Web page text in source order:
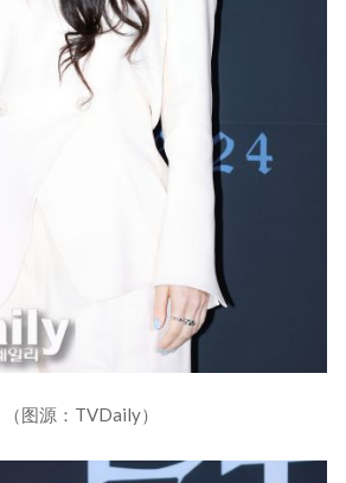
（图源：TVDaily）